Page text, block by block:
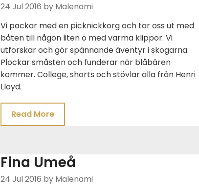
24 Jul 2016 by Malenami
Vi packar med en picknickkorg och tar oss ut med
båten till någon liten ö med varma klippor. Vi
utforskar och gör spännande äventyr i skogarna.
Plockar småsten och funderar när blåbären
kommer. College, shorts och stövlar alla från Henri
Lloyd.
Read More
Fina Umeå
24 Jul 2016 by Malenami